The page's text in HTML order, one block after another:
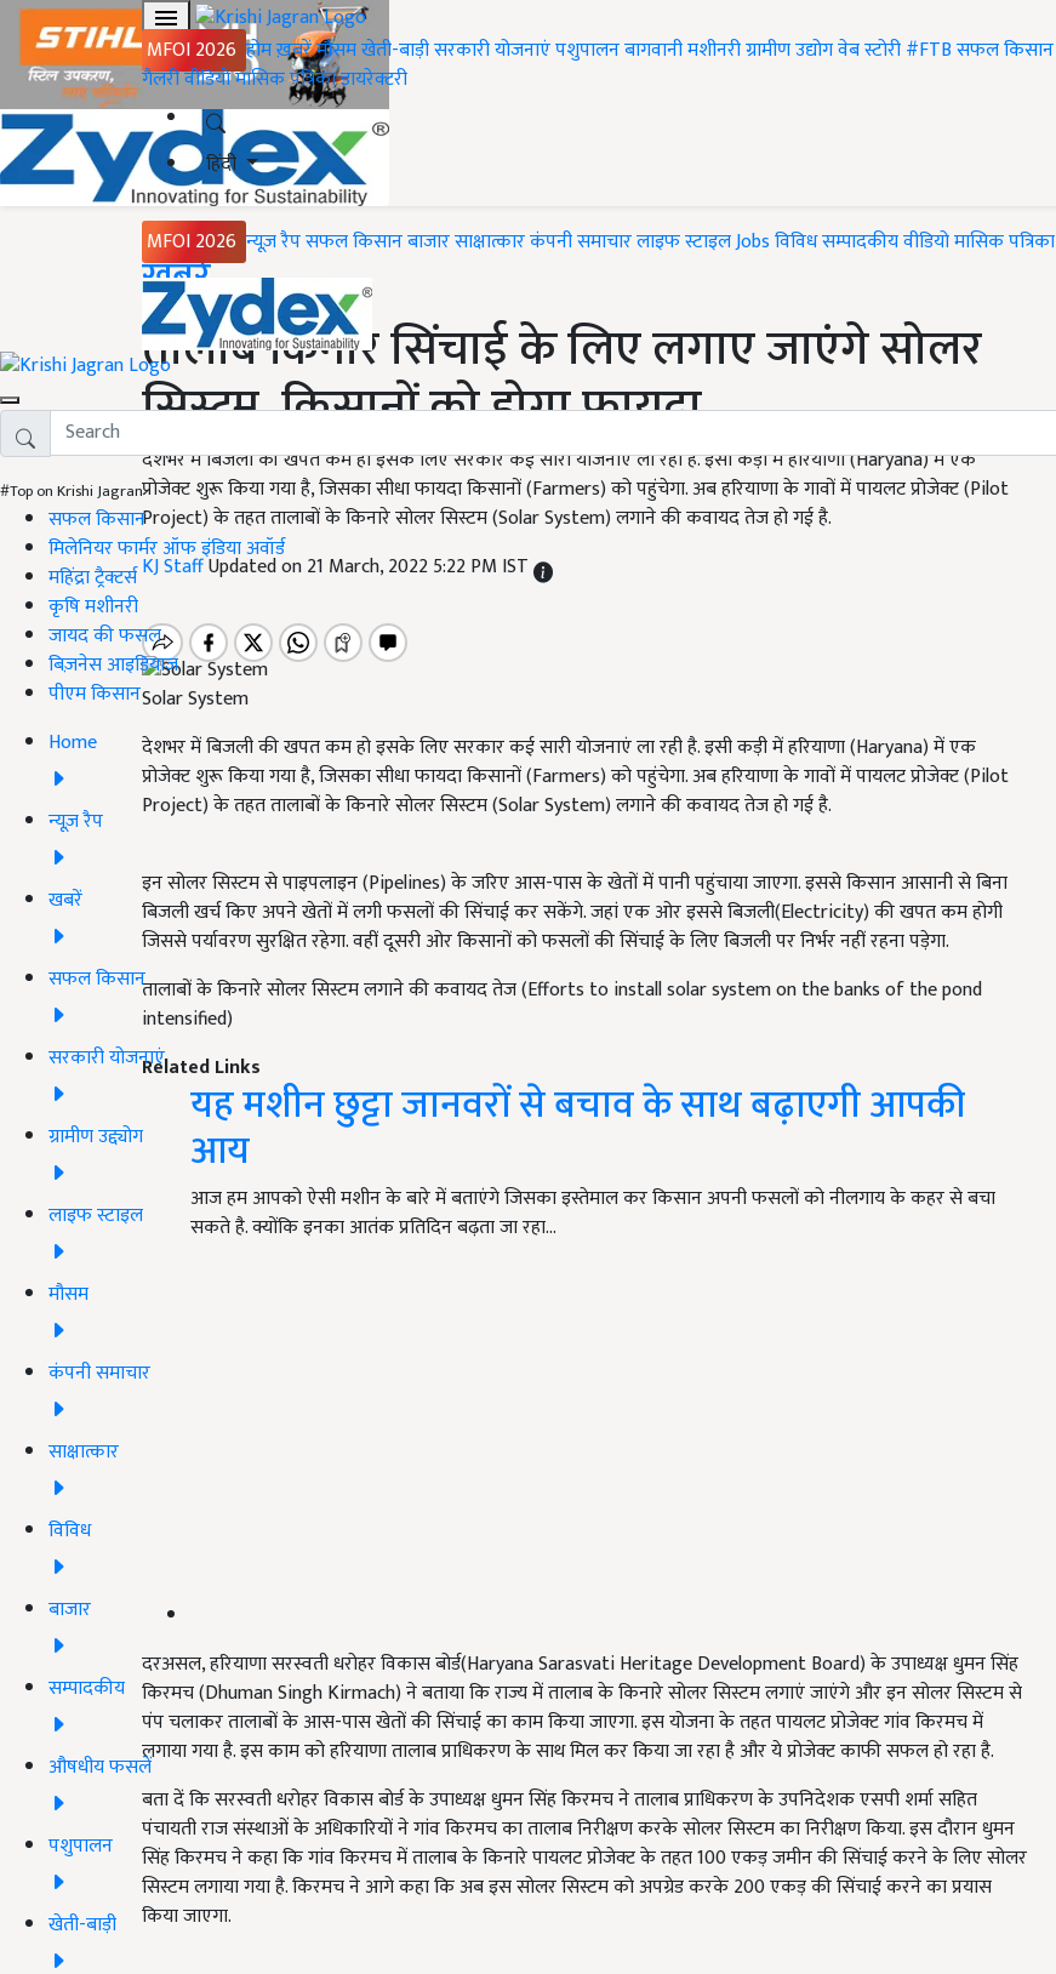
MFOI 2026 होमख़बरेंमौसमखेती-बाड़ीसरकारी योजनाएंपशुपालनबागवानीमशीनरीग्रामीण उद्योगवेब स्टोरी#FTBसफल किसान
गैलरीवीडियोमासिक पत्रिकाडायरेक्टरी
हिंदी
MFOI 2026 न्यूज़ रैपसफल किसानबाजारसाक्षात्कारकंपनी समाचारलाइफ स्टाइलJobsविविधसम्पादकीयवीडियोमासिक पत्रिका
#Top on Krishi Jagran
सफल किसान
मिलेनियर फार्मर ऑफ इंडिया अवॉर्ड
महिंद्रा ट्रैक्टर्स
कृषि मशीनरी
जायद की फसल
बिज़नेस आइडियाज
पीएम किसान
Home
न्यूज़ रैप
खबरें
सफल किसान
सरकारी योजनाएं
ग्रामीण उद्द्योग
लाइफ स्टाइल
मौसम
कंपनी समाचार
साक्षात्कार
विविध
बाजार
सम्पादकीय
औषधीय फसलें
पशुपालन
खेती-बाड़ी
Home
ख़बरें
तालाब किनारे सिंचाई के लिए लगाए जाएंगे सोलर
सिस्टम, किसानों को होगा फायदा
देशभर में बिजली की खपत कम हो इसके लिए सरकार कई सारी योजनाएं ला रही है. इसी कड़ी में हरियाणा (Haryana) में एक
प्रोजेक्ट शुरू किया गया है, जिसका सीधा फायदा किसानों (Farmers) को पहुंचेगा. अब हरियाणा के गावों में पायलट प्रोजेक्ट (Pilot
Project) के तहत तालाबों के किनारे सोलर सिस्टम (Solar System) लगाने की कवायद तेज हो गई है.
KJ StaffUpdated on 21 March, 2022 5:22 PM IST
Solar System
देशभर में बिजली की खपत कम हो इसके लिए सरकार कई सारी योजनाएं ला रही है. इसी कड़ी में हरियाणा (Haryana) में एक
प्रोजेक्ट शुरू किया गया है, जिसका सीधा फायदा किसानों (Farmers) को पहुंचेगा. अब हरियाणा के गावों में पायलट प्रोजेक्ट (Pilot
Project) के तहत तालाबों के किनारे सोलर सिस्टम (Solar System) लगाने की कवायद तेज हो गई है.
इन सोलर सिस्टम से पाइपलाइन (Pipelines) के जरिए आस-पास के खेतों में पानी पहुंचाया जाएगा. इससे किसान आसानी से बिना
बिजली खर्च किए अपने खेतों में लगी फसलों की सिंचाई कर सकेंगे. जहां एक ओर इससे बिजली(Electricity) की खपत कम होगी
जिससे पर्यावरण सुरक्षित रहेगा. वहीं दूसरी ओर किसानों को फसलों की सिंचाई के लिए बिजली पर निर्भर नहीं रहना पड़ेगा.
तालाबों के किनारे सोलर सिस्टम लगाने की कवायद तेज (Efforts to install solar system on the banks of the pond
intensified)
Related Links
यह मशीन छुट्टा जानवरों से बचाव के साथ बढ़ाएगी आपकी
आय
आज हम आपको ऐसी मशीन के बारे में बताएंगे जिसका इस्तेमाल कर किसान अपनी फसलों को नीलगाय के कहर से बचा
सकते है. क्योंकि इनका आतंक प्रतिदिन बढ़ता जा रहा…
दरअसल, हरियाणा सरस्वती धरोहर विकास बोर्ड(Haryana Sarasvati Heritage Development Board) के उपाध्यक्ष धुमन सिंह
किरमच (Dhuman Singh Kirmach) ने बताया कि राज्य में तालाब के किनारे सोलर सिस्टम लगाएं जाएंगे और इन सोलर सिस्टम से
पंप चलाकर तालाबों के आस-पास खेतों की सिंचाई का काम किया जाएगा. इस योजना के तहत पायलट प्रोजेक्ट गांव किरमच में
लगाया गया है. इस काम को हरियाणा तालाब प्राधिकरण के साथ मिल कर किया जा रहा है और ये प्रोजेक्ट काफी सफल हो रहा है.
बता दें कि सरस्वती धरोहर विकास बोर्ड के उपाध्यक्ष धुमन सिंह किरमच ने तालाब प्राधिकरण के उपनिदेशक एसपी शर्मा सहित
पंचायती राज संस्थाओं के अधिकारियों ने गांव किरमच का तालाब निरीक्षण करके सोलर सिस्टम का निरीक्षण किया. इस दौरान धुमन
सिंह किरमच ने कहा कि गांव किरमच में तालाब के किनारे पायलट प्रोजेक्ट के तहत 100 एकड़ जमीन की सिंचाई करने के लिए सोलर
सिस्टम लगाया गया है. किरमच ने आगे कहा कि अब इस सोलर सिस्टम को अपग्रेड करके 200 एकड़ की सिंचाई करने का प्रयास
किया जाएगा.